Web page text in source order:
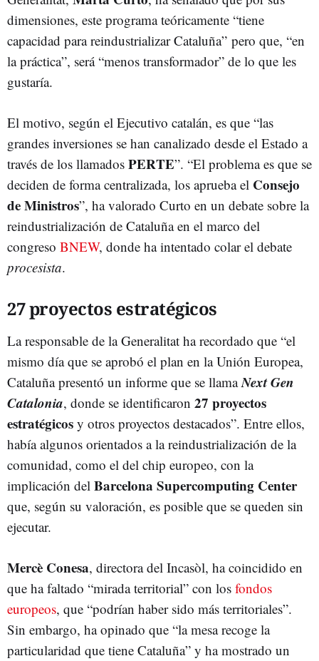
dimensiones, este programa teóricamente “tiene
capacidad para reindustrializar Cataluña” pero que, “en
la práctica”, será “menos transformador” de lo que les
gustaría.
El motivo, según el Ejecutivo catalán, es que “las
grandes inversiones se han canalizado desde el Estado a
través de los llamados PERTE”. “El problema es que se
deciden de forma centralizada, los aprueba el Consejo
de Ministros”, ha valorado Curto en un debate sobre la
reindustrialización de Cataluña en el marco del
congreso BNEW, donde ha intentado colar el debate
procesista.
27 proyectos estratégicos
La responsable de la Generalitat ha recordado que “el
mismo día que se aprobó el plan en la Unión Europea,
Cataluña presentó un informe que se llamaNext Gen
Catalonia, donde se identificaron 27 proyectos
estratégicos y otros proyectos destacados”. Entre ellos,
había algunos orientados a la reindustrialización de la
comunidad, como el del chip europeo, con la
implicación del Barcelona Supercomputing Center
que, según su valoración, es posible que se queden sin
ejecutar.
Mercè Conesa, directora del Incasòl, ha coincidido en
que ha faltado “mirada territorial” con los fondos
europeos, que “podrían haber sido más territoriales”.
Sin embargo, ha opinado que “la mesa recoge la
particularidad que tiene Cataluña” y ha mostrado un